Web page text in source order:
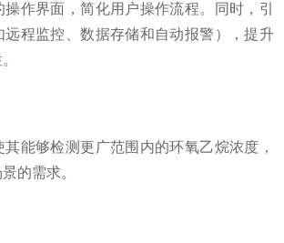
作界面，简化用户操作流程。同时，引
远程监控、数据存储和自动报警），提升
能够检测更广范围内的环氧乙烷浓度，
的需求。